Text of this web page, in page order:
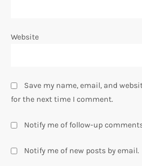
Website
Save my name, email, and
for the next time I comment.
Notify me of follow-up
Notify me of new posts by email.